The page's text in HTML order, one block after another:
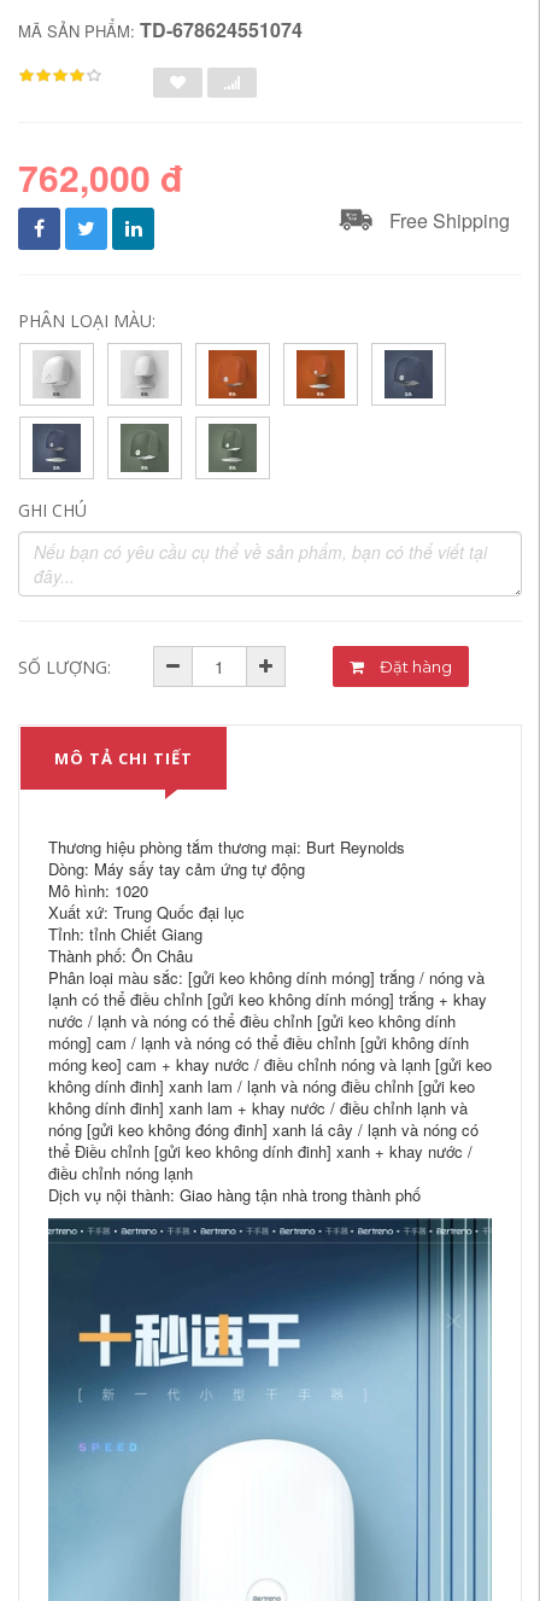
MÃ SẢN PHẨM: TD-678624551074
762,000 đ
Free Shipping
PHÂN LOẠI MÀU:
GHI CHÚ
SỐ LƯỢNG: Đặt hàng
MÔ TẢ CHI TIẾT
Thương hiệu phòng tắm thương mại: Burt Reynolds
Dòng: Máy sấy tay cảm ứng tự động
Mô hình: 1020
Xuất xứ: Trung Quốc đại lục
Tỉnh: tỉnh Chiết Giang
Thành phố: Ôn Châu
Phân loại màu sắc: [gửi keo không dính móng] trắng / nóng và
lạnh có thể điều chỉnh [gửi keo không dính móng] trắng + khay
nước / lạnh và nóng có thể điều chỉnh [gửi keo không dính
móng] cam / lạnh và nóng có thể điều chỉnh [gửi không dính
móng keo] cam + khay nước / điều chỉnh nóng và lạnh [gửi keo
không dính đinh] xanh lam / lạnh và nóng điều chỉnh [gửi keo
không dính đinh] xanh lam + khay nước / điều chỉnh lạnh và
nóng [gửi keo không đóng đinh] xanh lá cây / lạnh và nóng có
thể Điều chỉnh [gửi keo không dính đinh] xanh + khay nước /
điều chỉnh nóng lạnh
Dịch vụ nội thành: Giao hàng tận nhà trong thành phố